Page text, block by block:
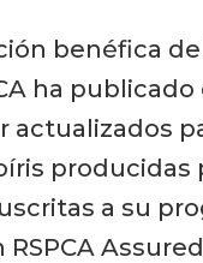
benéfica
ha
actualizados
producidas
a su